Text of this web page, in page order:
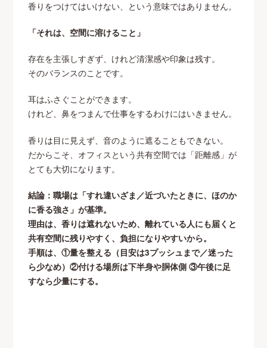
香りをつけてはいけない、という意味ではありません。
「それは、空間に溶けること」
存在を主張しすぎず、けれど清潔感や印象は残す。
そのバランスのことです。
耳はふさぐことができます。
けれど、鼻をつまんで仕事をするわけにはいきません。
香りは目に見えず、音のように遮ることもできない。
だからこそ、オフィスという共有空間では「距離感」が
とても大切になります。
結論：職場は「すれ違いざま／近づいたときに、ほのか
に香る強さ」が基準。
理由は、香りは遮れないため、離れている人にも届くと
共有空間に残りやすく、負担になりやすいから。
手順は、①量を整える（目安は3プッシュまで／迷った
ら少なめ）②付ける場所は下半身や胴体側 ③午後に足
すなら少量にする。